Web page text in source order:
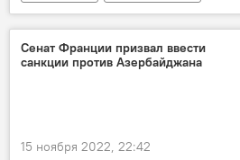
ПРОИСШЕСТВИЯ
ПОЛИТИКА
Израиль
Иран Пакистан
Сенат Франции призвал ввести
санкции против Азербайджана
15 ноября 2022, 22:42